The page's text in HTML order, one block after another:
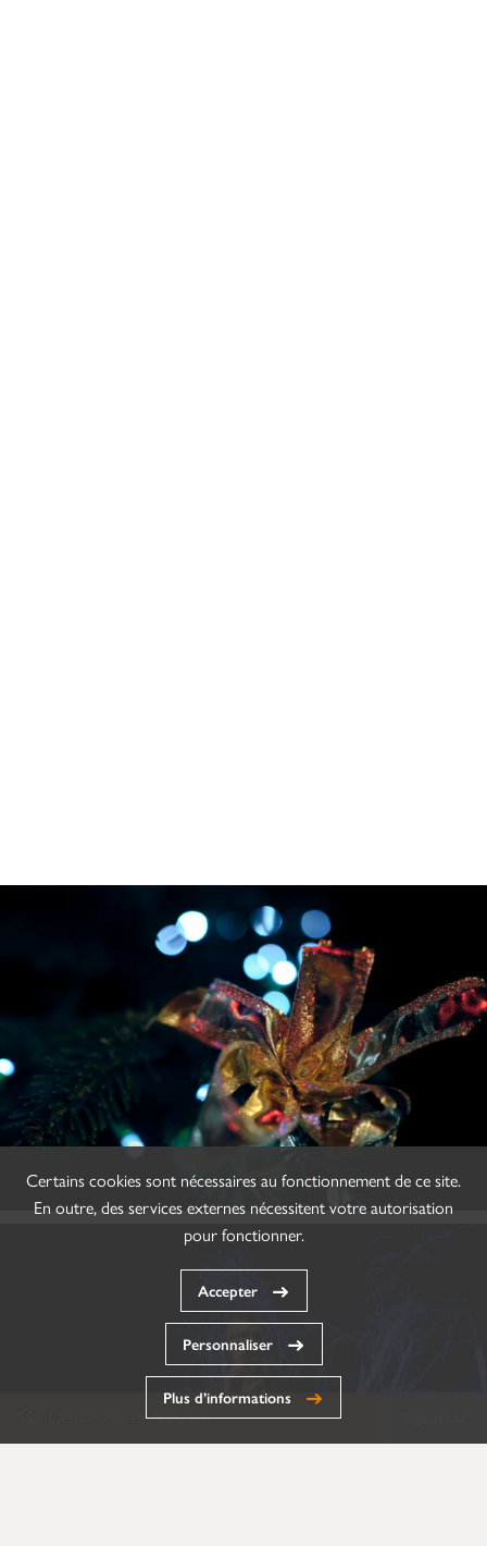
Démarches et Annuaire
Certains cookies sont nécessaires au fonctionnement de ce site.
En outre, des services externes nécessitent votre autorisation
pour fonctionner.
Accepter
Personnaliser
Plus d’informations